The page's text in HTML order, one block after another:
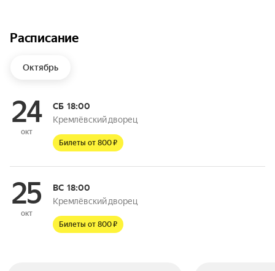
Расписание
Октябрь
24
окт
СБ18:00
Кремлёвский дворец
Билеты от 800 ₽
25
окт
ВС18:00
Кремлёвский дворец
Билеты от 800 ₽